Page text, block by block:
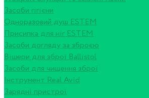
Засоби гігієни
Одноразовий душ ESTEM
Присипка для ніг ESTEM
Засоби догляду за зброєю
Вішери для зброї Ballistol
Засоби для чищення зброї
Інструмент Real Avid
Зарядні пристрої